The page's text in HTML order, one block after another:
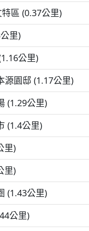
區 (0.37公里)
里)
公里)
源園邸 (1.17公里)
(1.29公里)
(1.4公里)
里)
里)
(1.43公里)
公里)